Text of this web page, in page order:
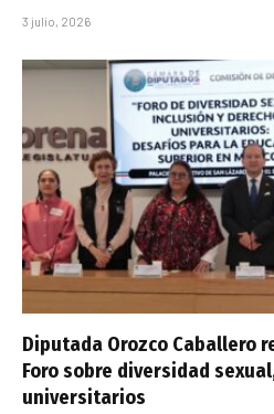
3 julio, 2026
Diputada Orozco Caballero
Foro sobre diversidad
universitarios